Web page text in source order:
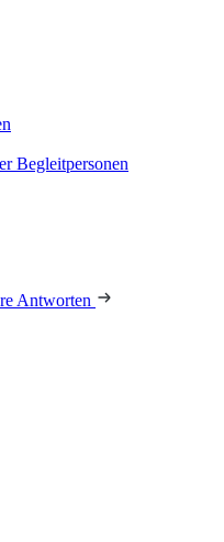
Begleitpersonen
Antworten